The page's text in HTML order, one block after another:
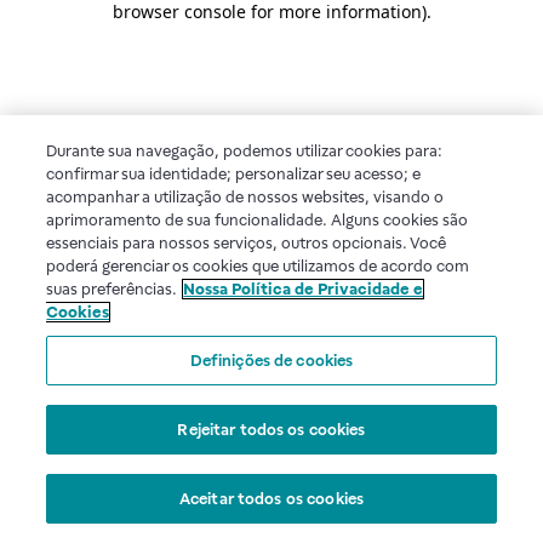
browser console for more information).
Durante sua navegação, podemos utilizar cookies para:
confirmar sua identidade; personalizar seu acesso; e
acompanhar a utilização de nossos websites, visando o
aprimoramento de sua funcionalidade. Alguns cookies são
essenciais para nossos serviços, outros opcionais. Você
poderá gerenciar os cookies que utilizamos de acordo com
suas preferências. Nossa Política de Privacidade e
Cookies
Definições de cookies
Rejeitar todos os cookies
Aceitar todos os cookies